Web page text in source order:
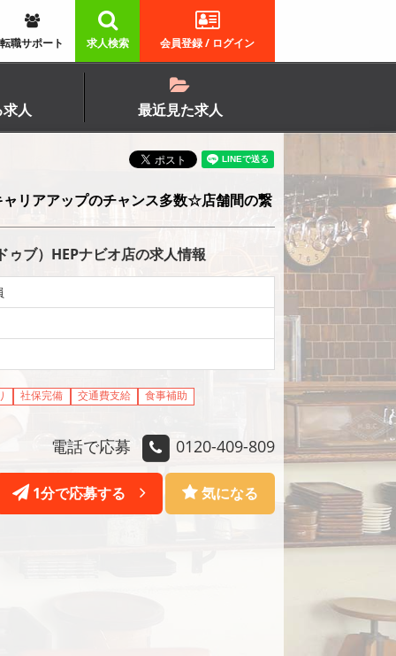
会員登録 / ログイン
求人検索
転職サポート
人 最近見た求人
ブ）HEPナビオ店の求人情報
リアアップのチャンス多数☆店舗間の繋
社保完備 交通費支給 食事補助
電話で応募 0120-409-809
1分で応募する 気になる